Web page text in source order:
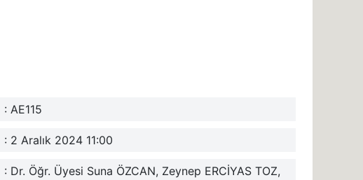
: AE115
: 2 Aralık 2024 11:00
: Dr. Öğr. Üyesi Suna ÖZCAN, Zeynep ERCİYAS TOZ,